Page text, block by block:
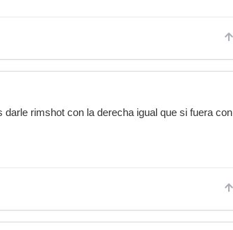
rimshot con la derecha igual que si fuera con